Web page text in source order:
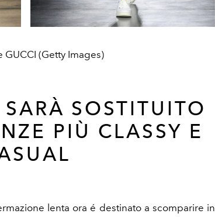
GUCCI (Getty Images)
SOSTITUITO
PIÙ CLASSY E
lenta ora é destinato a scomparire in